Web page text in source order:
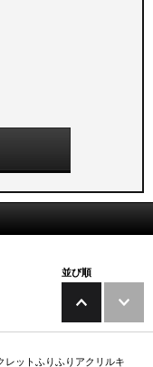
並び順
レットふりふりアクリルキ